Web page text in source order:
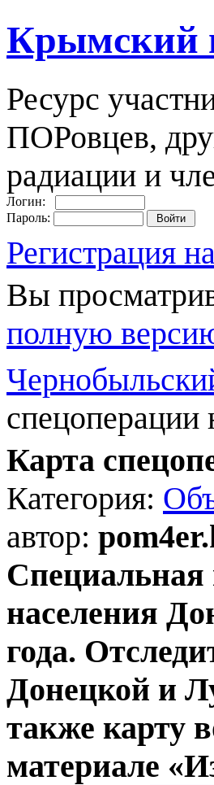
Крымский
Ресурс
ПОРовцев,
радиации и
Логин:
Пароль:
Регистрация
Вы
полную
спецоперации
Карта
Категория:
автор:
Специальная
населения
года.
Донецкой и
также карту
материале